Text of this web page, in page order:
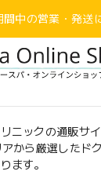
間中の営業・発送
ニックの通販サ
から厳選したド
ます。